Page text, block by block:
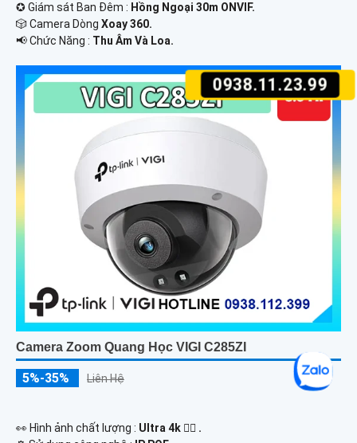
0938.11.23.99
✪ Giám sát Ban Đêm : Hồng Ngoại 30m ONVIF.
🎲 Camera Dòng Xoay 360.
️📢 Chức Năng : Thu Âm Và Loa.
Camera Zoom Quang Học VIGI C285ZI
5%-35% Liên Hệ
️👀 Hình ảnh chất lượng : Ultra 4k 👍🏾 .